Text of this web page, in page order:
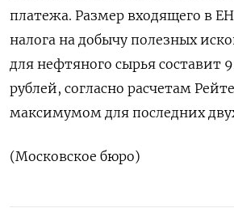
платежа. Размер входящего в
налога ​на добычу полезных
для нефтяного сырья составит
рублей, согласно расчетам
максимумом для последних
(Московское бюро)